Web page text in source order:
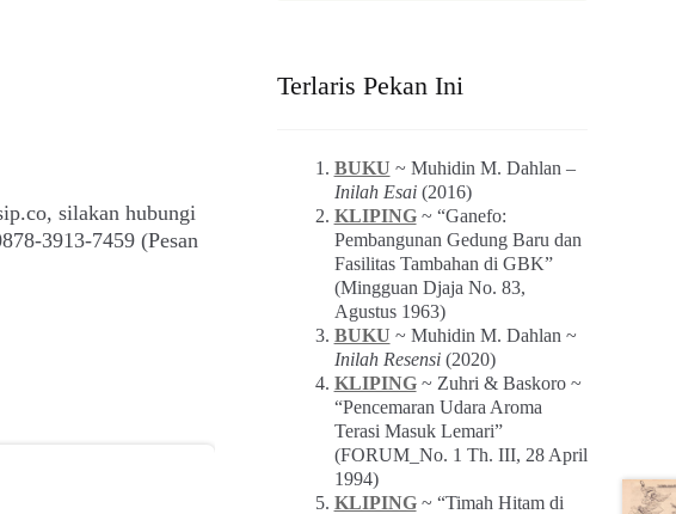
silakan hubungi
3913-7459 (Pesan
Terlaris Pekan Ini
BUKU ~ Muhidin M. Dahlan –
Inilah Esai(2016)
KLIPING~ “Ganefo:
Pembangunan Gedung Baru dan
Fasilitas Tambahan di GBK”
(Mingguan Djaja No. 83,
Agustus 1963)
BUKU ~ Muhidin M. Dahlan ~
Inilah Resensi(2020)
KLIPING~ Zuhri & Baskoro ~
“Pencemaran Udara Aroma
Terasi Masuk Lemari”
(FORUM_No. 1 Th. III, 28 April
1994)
KLIPING~ “Timah Hitam di